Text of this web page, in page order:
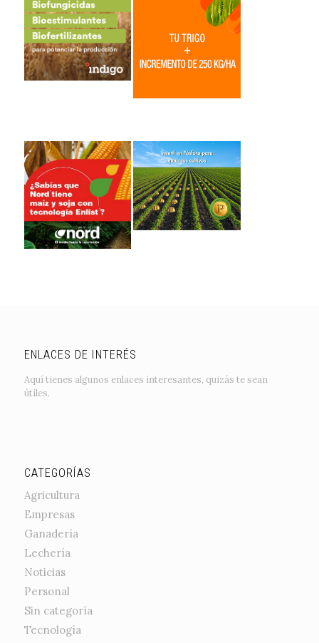
ENLACES DE INTERÉS
Aquí tienes algunos enlaces interesantes, quizás te sean
útiles.
CATEGORÍAS
Agricultura
Empresas
Ganadería
Lechería
Noticias
Personal
Sin categoría
Tecnología